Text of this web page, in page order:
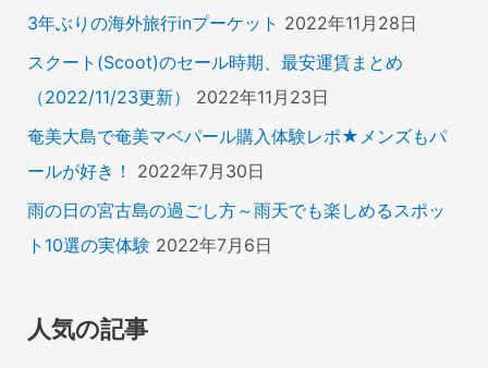
3年ぶりの海外旅行inプーケット 2022年11月28日
スクート(Scoot)のセール時期、最安運賃まとめ
（2022/11/23更新）
2022年11月23日
奄美大島で奄美マベパール購入体験レポ★メンズもパ
ールが好き！
2022年7月30日
雨の日の宮古島の過ごし方～雨天でも楽しめるスポッ
ト10選の実体験 2022年7月6日
人気の記事